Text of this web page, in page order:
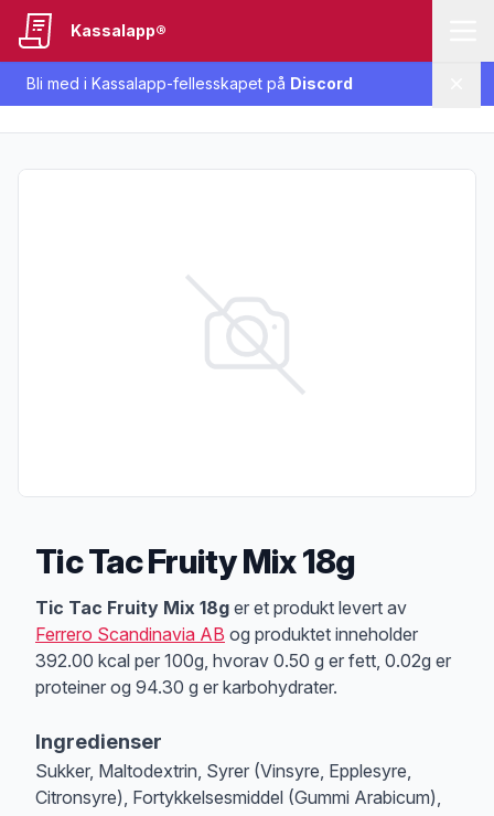
Bli med i Kassalapp-fellesskapet på Discord
Kassalapp®
Tic Tac Fruity Mix 18g
Produktbeskrivelse
Tic Tac Fruity Mix 18g er et produkt levert av
Ferrero Scandinavia AB og produktet inneholder
392.00 kcal per 100g, hvorav 0.50 g er fett, 0.02g er
proteiner og 94.30 g er karbohydrater.
Ingredienser
Sukker, Maltodextrin, Syrer (Vinsyre, Epplesyre,
Citronsyre), Fortykkelsesmiddel (Gummi Arabicum),